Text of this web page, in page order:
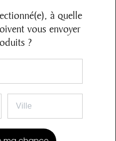
à quelle
vous envoyer
?